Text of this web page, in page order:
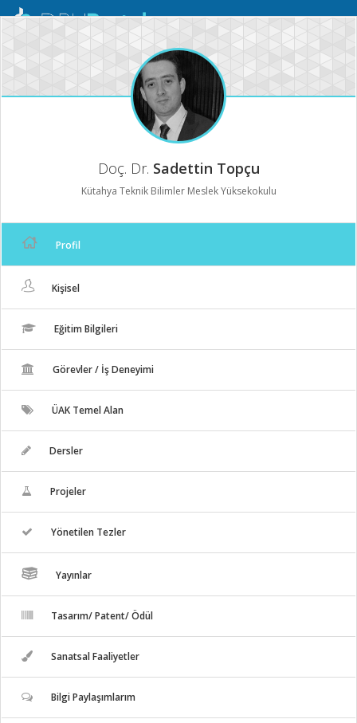
Mobil
Doç. Dr. Sadettin Topçu
Kütahya Teknik Bilimler Meslek Yüksekokulu
Profil
Kişisel
Eğitim Bilgileri
Görevler / İş Deneyimi
ÜAK Temel Alan
Dersler
Projeler
Yönetilen Tezler
Yayınlar
Tasarım/ Patent/ Ödül
Sanatsal Faaliyetler
Bilgi Paylaşımlarım